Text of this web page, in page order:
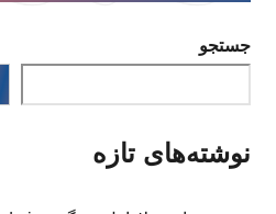
جستجو
نوشته‌های تازه